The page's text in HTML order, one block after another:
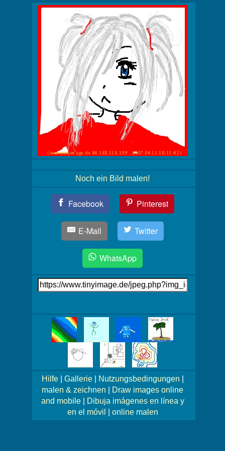
Noch ein Bild malen!
Facebook Pinterest
E-Mail Twitter
WhatsApp
Link
auf's
Mehr
Bilder!
Hilfe| Gallerie| Nutzungsbedingungen
malen & zeichnen
Draw images online
and mobile|
Dibuja imágenes en línea y
en el móvil
online malen